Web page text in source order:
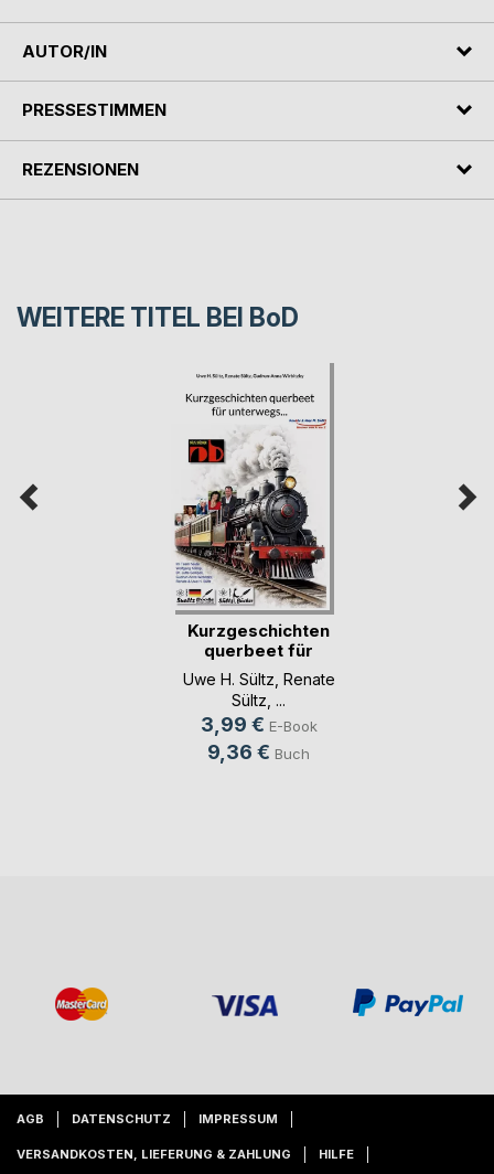
AUTOR/IN
PRESSESTIMMEN
REZENSIONEN
WEITERE TITEL BEI BoD
Kurzgeschichten
querbeet für
unter(...)
Uwe H. Sültz Renate
Sültz , ...
3,99 € E-Book
9,36 € Buch
AGB DATENSCHUTZ IMPRESSUM
VERSANDKOSTEN, LIEFERUNG & ZAHLUNG HILFE